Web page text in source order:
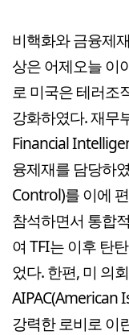
비핵화와 금융제
상은 어제오늘 이
로 미국은 테러조
강화하였다. 재무
Financial
융제재를 담당하
Control)를 이에
참석하면서 통합
여 TFI는 이후 탄
었다. 한편, 미 의
AIPAC(American
강력한 로비로 이